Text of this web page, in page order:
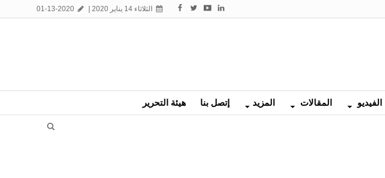
الثلاثاء 14 يناير 2020 |
الفيديو المقالات المزيد إتصل بنا
هيئة التحرير